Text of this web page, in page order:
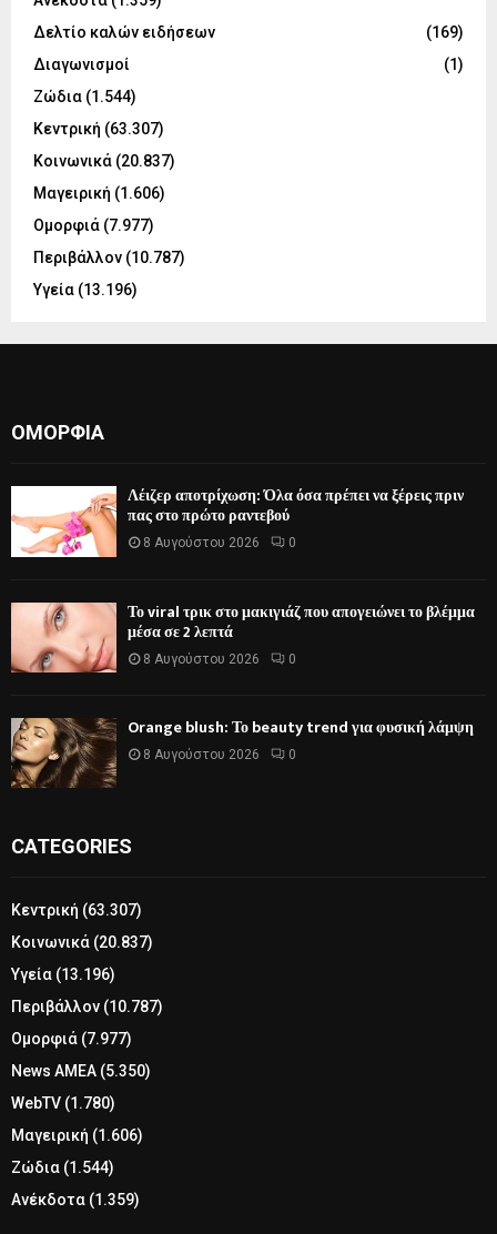
Δελτίο καλών ειδήσεων
(169)
Διαγωνισμοί
(1)
Ζώδια (1.544)
Κεντρική (63.307)
Κοινωνικά (20.837)
Μαγειρική (1.606)
Ομορφιά (7.977)
Περιβάλλον (10.787)
Υγεία (13.196)
ΟΜΟΡΦΙΆ
Λέιζερ αποτρίχωση: Όλα όσα πρέπει να ξέρεις πριν
πας στο πρώτο ραντεβού
8 Αυγούστου 2026 0
Το viral τρικ στο μακιγιάζ που απογειώνει το βλέμμα
μέσα σε 2 λεπτά
8 Αυγούστου 2026 0
Orange blush: Το beauty trend για φυσική λάμψη
8 Αυγούστου 2026 0
CATEGORIES
Κεντρική (63.307)
Κοινωνικά (20.837)
Υγεία (13.196)
Περιβάλλον (10.787)
Ομορφιά (7.977)
News ΑΜΕΑ (5.350)
WebTV (1.780)
Μαγειρική (1.606)
Ζώδια (1.544)
Ανέκδοτα (1.359)